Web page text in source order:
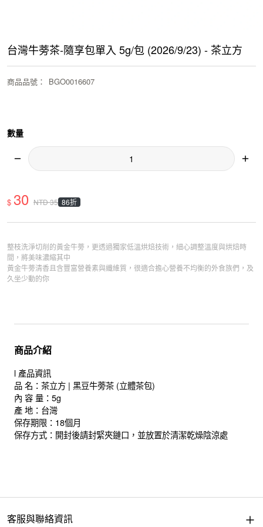
台灣牛蒡茶-隨享包單入 5g/包 (2026/9/23) - 茶立方
商品品號 ： BGO0016607
數量
$ 30 NTD35 86折
整枝洗淨切削的黃金牛蒡，更透過獨家低溫烘焙技術，細心調整溫度與烘焙時
間，將美味濃縮其中
黃金牛蒡清香且含豐富營養素與纖維質，很適合擔心營養不均衡的外食族們，及
久坐少動的你
商品介紹
l 產品資訊
品 名：茶立方 | 黑豆牛蒡茶 (立體茶包)
內 容 量：5g
產 地：台灣
保存期限：18個月
保存方式：開封後請封緊夾鏈口，並放置於清潔乾燥陰涼處
客服與聯絡資訊